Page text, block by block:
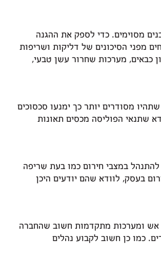
מסוימים. כדי לספק את ההגנה
מפני הסיכונים של דליקות ושריפות
כבאים, מערכות שחרור עשן טבעי,
מסודרים יותר כך ימנעו סכסוכים
שתנאי הפוליסה מכסים תאונות
במצבי חירום כמו בעת שריפה
בעסק, לוודא שהם יודעים היכן
אש ומערכות מתקדמות חשוב שהחברה
כמו כן חשוב לקבוע נהלים